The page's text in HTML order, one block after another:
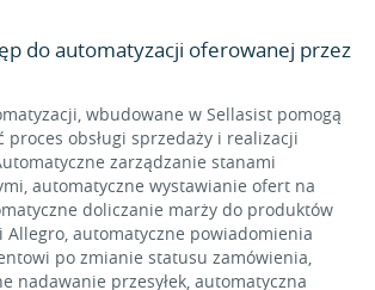
do automatyzacji oferowanej przez
wbudowane w Sellasist pomogą
proces obsługi sprzedaży i realizacji
zarządzanie stanami
automatyczne wystawianie ofert na
doliczanie marży do produktów
Allegro, automatyczne powiadomienia
po zmianie statusu zamówienia,
nadawanie przesyłek, automatyczna